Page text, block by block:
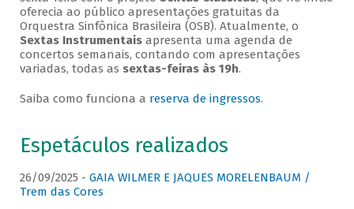
oferecia ao público apresentações gratuitas da
Orquestra Sinfônica Brasileira (OSB). Atualmente, o
Sextas Instrumentaisapresenta uma agenda de
concertos semanais, contando com apresentações
variadas, todas as sextas-feiras às 19h.
Saiba como funciona a reserva de ingressos.
Espetáculos realizados
26/09/2025 - GAIA WILMER E JAQUES MORELENBAUM /
Trem das Cores